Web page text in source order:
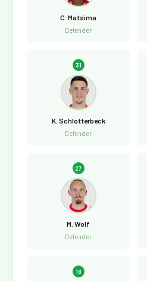
C. Matsima
Defender
31
K. Schlotterbeck
Defender
27
M. Wolf
Defender
18